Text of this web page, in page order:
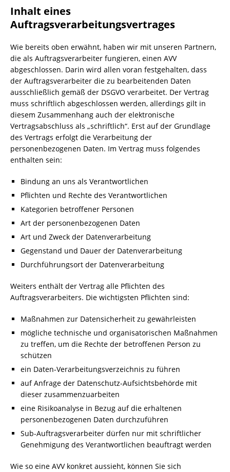
Inhalt eines
Auftragsverarbeitungsvertrages
Wie bereits oben erwähnt, haben wir mit unseren Partnern,
die als Auftragsverarbeiter fungieren, einen AVV
abgeschlossen. Darin wird allen voran festgehalten, dass
der Auftragsverarbeiter die zu bearbeitenden Daten
ausschließlich gemäß der DSGVO verarbeitet. Der Vertrag
muss schriftlich abgeschlossen werden, allerdings gilt in
diesem Zusammenhang auch der elektronische
Vertragsabschluss als „schriftlich“. Erst auf der Grundlage
des Vertrags erfolgt die Verarbeitung der
personenbezogenen Daten. Im Vertrag muss folgendes
enthalten sein:
Bindung an uns als Verantwortlichen
Pflichten und Rechte des Verantwortlichen
Kategorien betroffener Personen
Art der personenbezogenen Daten
Art und Zweck der Datenverarbeitung
Gegenstand und Dauer der Datenverarbeitung
Durchführungsort der Datenverarbeitung
Weiters enthält der Vertrag alle Pflichten des
Auftragsverarbeiters. Die wichtigsten Pflichten sind:
Maßnahmen zur Datensicherheit zu gewährleisten
mögliche technische und organisatorischen Maßnahmen
zu treffen, um die Rechte der betroffenen Person zu
schützen
ein Daten-Verarbeitungsverzeichnis zu führen
auf Anfrage der Datenschutz-Aufsichtsbehörde mit
dieser zusammenzuarbeiten
eine Risikoanalyse in Bezug auf die erhaltenen
personenbezogenen Daten durchzuführen
Sub-Auftragsverarbeiter dürfen nur mit schriftlicher
Genehmigung des Verantwortlichen beauftragt werden
Wie so eine AVV konkret aussieht, können Sie sich